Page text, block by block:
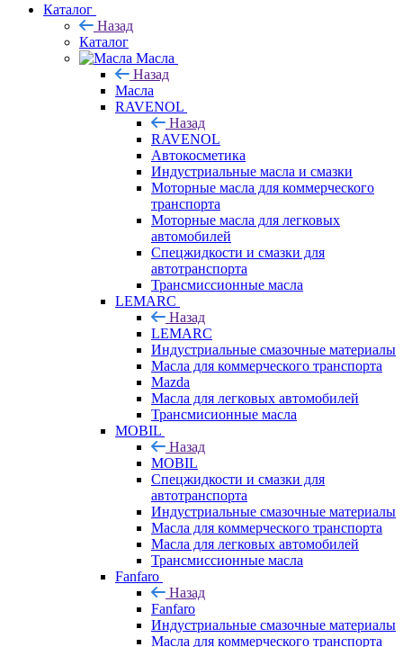
Каталог
Назад
Каталог
Масла
Назад
Масла
RAVENOL
Назад
RAVENOL
Автокосметика
Индустриальные масла и смазки
Моторные масла для коммерческого
транспорта
Моторные масла для легковых
автомобилей
Спецжидкости и смазки для
автотранспорта
Трансмиссионные масла
LEMARC
Назад
LEMARC
Индустриальные смазочные материалы
Масла для коммерческого транспорта
Mazda
Масла для легковых автомобилей
Трансмисионные масла
MOBIL
Назад
MOBIL
Cпецжидкости и смазки для
автотранспорта
Индустриальные смазочные материалы
Масла для коммерческого транспорта
Масла для легковых автомобилей
Трансмиссионные масла
Fanfaro
Назад
Fanfaro
Индустриальные смазочные материалы
Масла для коммерческого транспорта